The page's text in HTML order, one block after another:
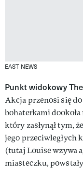
EAST NEWS
Punkt widokowy
Akcja przenosi się
bohaterkami
który zasłynął tym,
jego przeciwległych
(tutaj Louise wzywa
miasteczku,